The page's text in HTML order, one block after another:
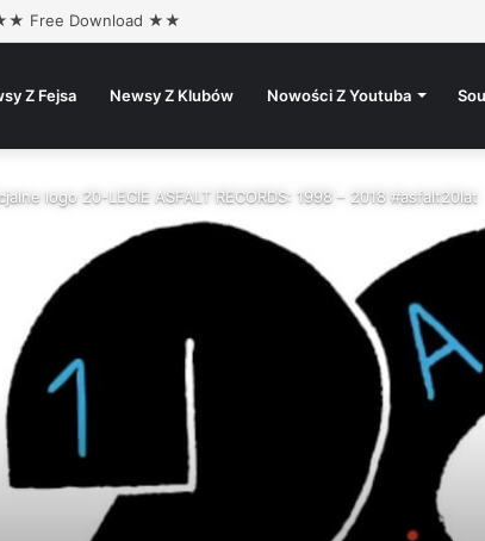
(Official Video)
Z Fejsa Newsy Z Klubów Nowości Z Youtuba
logo 20-LECIE ASFALT RECORDS: 1998 – 2018 #asfalt20lat